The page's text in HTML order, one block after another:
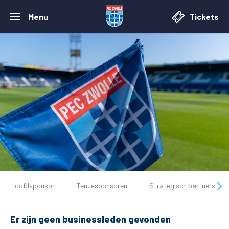
Menu Tickets
Tickets
Matchdays
Hoofdsponsor Tenuesponsoren Strategisch partners
Er zijn geen businessleden gevonden